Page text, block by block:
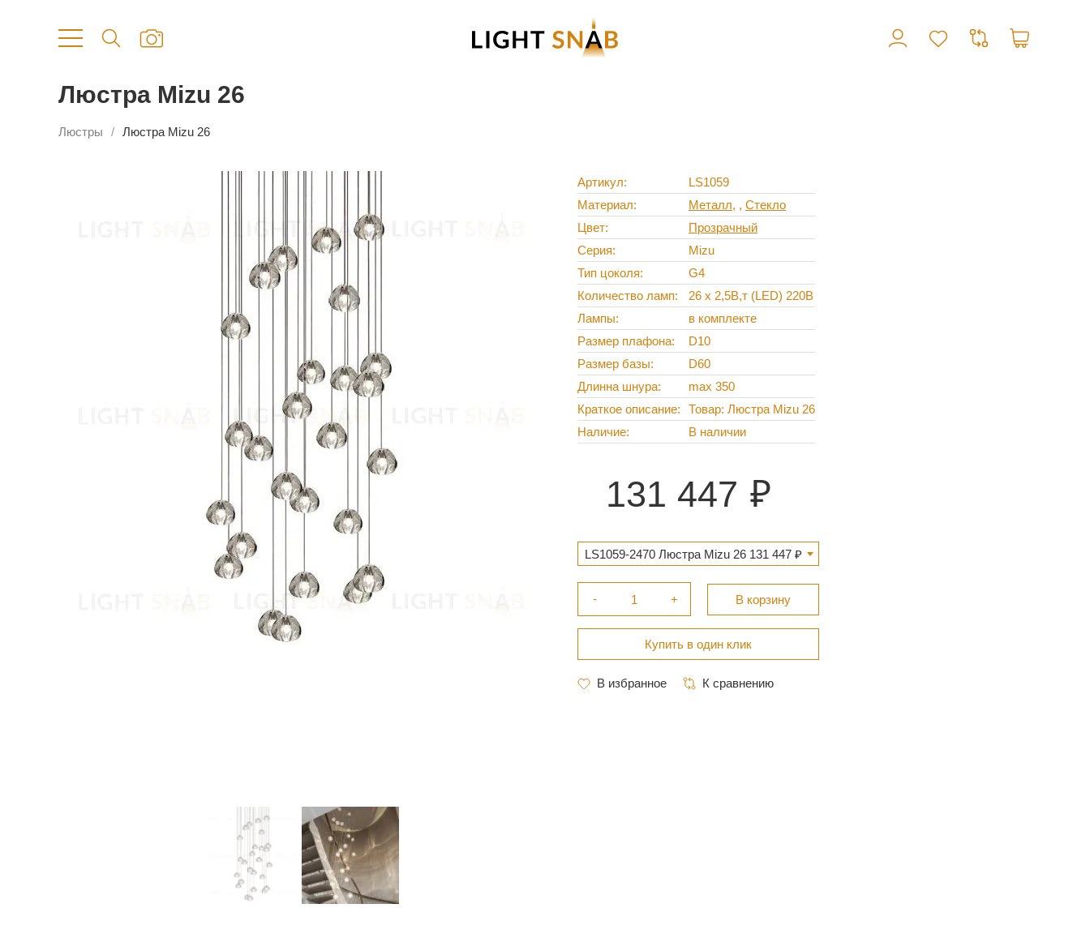
Люстра Mizu 26
Люстры Люстра Mizu 26
Артикул
LS1059
Материал
Металл , Стекло
Цвет
Прозрачный
Серия
Mizu
Тип цоколя
G4
Количество ламп
26 х 2,5В,т (LED) 220В
Лампы
в комплекте
Размер плафона
D10
Размер базы
D60
Длинна шнура
max 350
Краткое описание
Товар: Люстра Mizu 26
Наличие
В наличии
131 447
LS1059-2470 Люстра Mizu 26 131 447 ₽